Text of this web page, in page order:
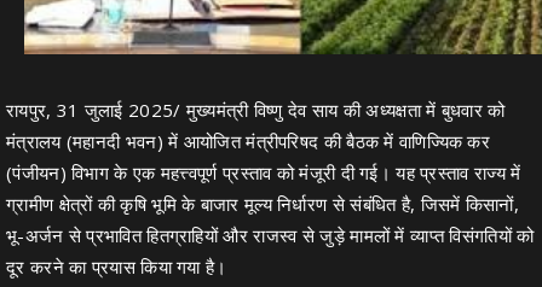
रायपुर, 31 जुलाई 2025/ मुख्यमंत्री विष्णु देव साय की अध्यक्षता में बुधवार को
मंत्रालय (महानदी भवन) में आयोजित मंत्रीपरिषद की बैठक में वाणिज्यिक कर
(पंजीयन) विभाग के एक महत्त्वपूर्ण प्रस्ताव को मंजूरी दी गई। यह प्रस्ताव राज्य में
ग्रामीण क्षेत्रों की कृषि भूमि के बाजार मूल्य निर्धारण से संबंधित है, जिसमें किसानों,
भू-अर्जन से प्रभावित हितग्राहियों और राजस्व से जुड़े मामलों में व्याप्त विसंगतियों को
दूर करने का प्रयास किया गया है।